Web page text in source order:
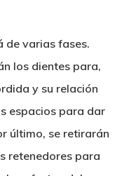
de varias fases.
los dientes para,
y su relación
espacios para dar
último, se retirarán
retenedores para